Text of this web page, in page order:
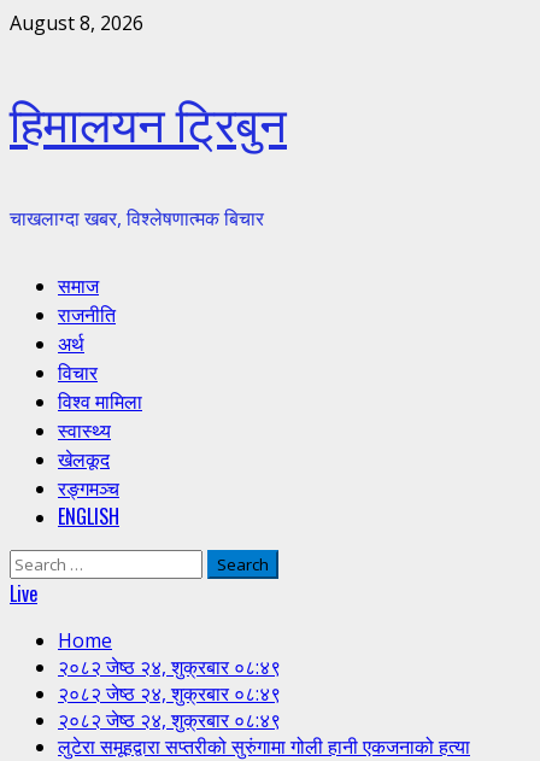
Skip
August 8, 2026
हिमालयन ट्रिबुन
चाखलाग्दा खबर, विश्लेषणात्मक बिचार
Menuसमाज
राजनीति
अर्थ
विचार
विश्व मामिला
स्वास्थ्य
खेलकूद
रङ्गमञ्च
ENGLISH
Search
for:
Live
Home
२०८२ जेष्ठ २४, शुक्रबार ०८:४९
२०८२ जेष्ठ २४, शुक्रबार ०८:४९
२०८२ जेष्ठ २४, शुक्रबार ०८:४९
लुटेरा समूहद्वारा सप्तरीको सुरुंगामा गोली हानी एकजनाको हत्या